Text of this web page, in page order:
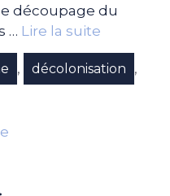
découpage du
… Lire la suite
, décolonisation ,